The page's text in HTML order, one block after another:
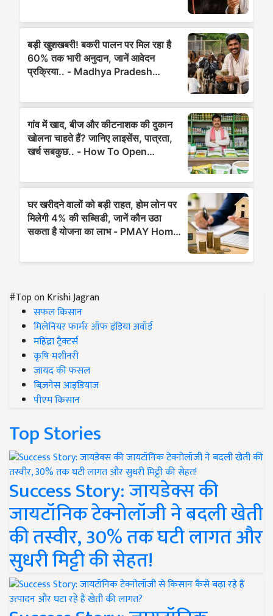
#Top on Krishi Jagran
सफल किसान
मिलेनियर फार्मर ऑफ इंडिया अवॉर्ड
महिंद्रा ट्रैक्टर्स
कृषि मशीनरी
जायद की फसल
बिज़नेस आइडियाज
पीएम किसान
Top Stories
Success Story: जायडेक्स की
जायटॉनिक टेक्नोलॉजी ने बदली खेती
की तस्वीर, 30% तक घटी लागत और
सुधरी मिट्टी की सेहत!